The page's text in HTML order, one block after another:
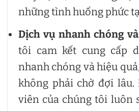
những tình huống phức
Dịch vụ nhanh chóng
tôi cam kết cung cấp
nhanh chóng và hiệu
không phải chờ đợi
viên của chúng tôi luôn